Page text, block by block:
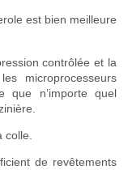
est bien meilleure
contrôlée et la
microprocesseurs
que n’importe quel
de revêtements